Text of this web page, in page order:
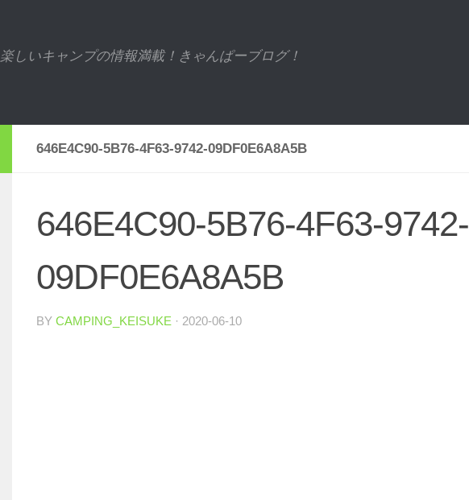
楽しいキャンプの情報満載！きゃんぱーブログ！
646E4C90-5B76-4F63-9742-09DF0E6A8A5B
646E4C90-5B76-4F63-9742-
09DF0E6A8A5B
BY CAMPING_KEISUKE · 2020-06-10